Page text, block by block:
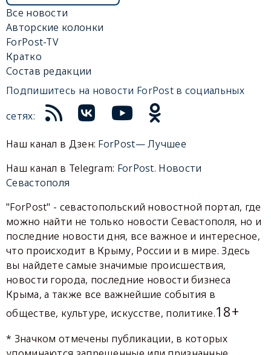
Все новости
Авторские колонки
ForPost-TV
Кратко
Состав редакции
Подпишитесь на новости ForPost в социальных
сетях:
Наш канал в Дзен: ForPost— Лучшее
Наш канал в Telegram: ForPost. Новости
Севастополя
"ForPost" - севастопольский новостной портал, где
можно найти не только новости Севастополя, но и
последние новости дня, все важное и интересное,
что происходит в Крыму, России и в мире. Здесь
вы найдете самые значимые происшествия,
новости города, последние новости бизнеса
Крыма, а также все важнейшие события в
обществе, культуре, искусстве, политике.18+
* Значком отмечены публикации, в которых